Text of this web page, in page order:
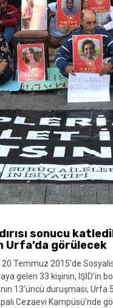
sonucu
Urfa’da görülecek
Temmuz 2015’de
gelen 33 kişinin, IŞİD’in
13’üncü duruşması, Urfa
Cezaevi Kampüsü’nde